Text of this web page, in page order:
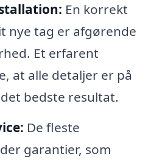
En korrekt
nye tag er afgørende
Et erfarent
at alle detaljer er på
bedste resultat.
De fleste
garantier, som